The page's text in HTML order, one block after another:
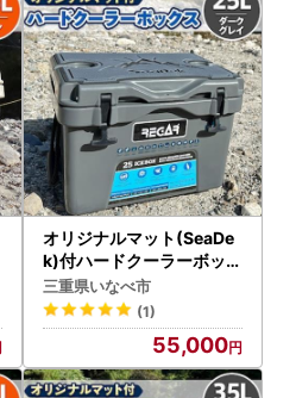
オリジナルマット(SeaDe
k)付ハードクーラーボック
ス (サイズ:25L) カラー
:ダークグレイ【1353376
】
三重県いなべ市
(1)
55,000